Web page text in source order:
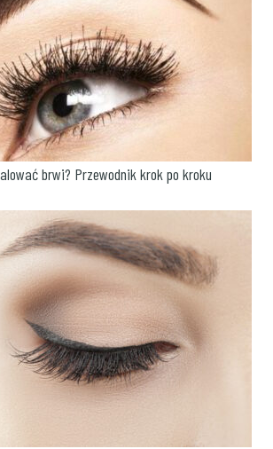
brwi? Przewodnik krok po kroku